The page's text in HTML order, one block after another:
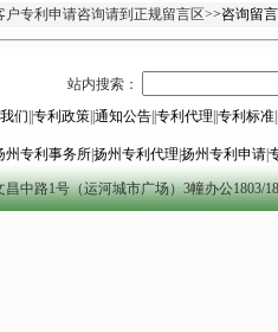
户专利申请咨询请到正规留言区>>咨询留言
站内搜索：
们 专利政策 通知公告 专利代理 专利标准
州专利事务所|扬州专利代理 扬州专利申请|
中路1号（运河城市广场）3幢办公1803/